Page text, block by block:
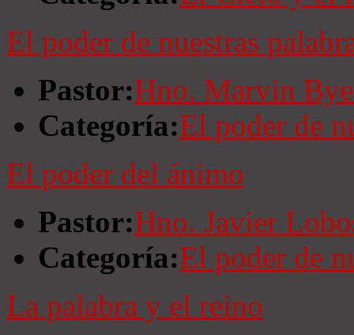
El poder de nuestras
Pastor:Hno. Marvin
Categoría:El poder de
El poder del ánimo
Pastor:Hno. Javier
Categoría:El poder de
La palabra y el reino